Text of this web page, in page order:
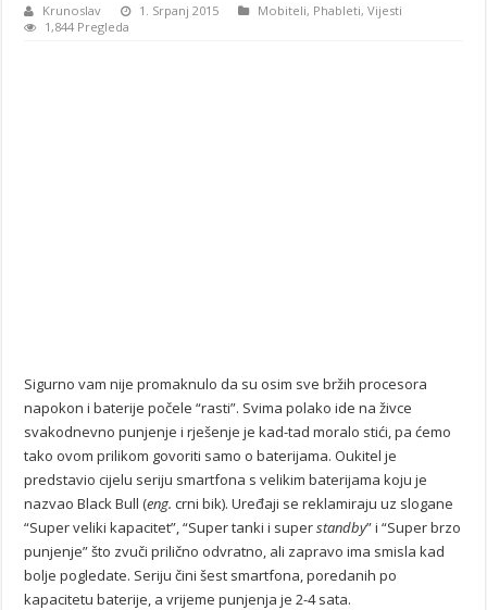
Krunoslav 1. Srpanj 2015 Mobiteli, Phableti,Vijesti
1,844 Pregleda
Sigurno vam nije promaknulo da su osim sve bržih procesora
napokon i baterije počele “rasti”. Svima polako ide na živce
svakodnevno punjenje i rješenje je kad-tad moralo stići, pa ćemo
tako ovom prilikom govoriti samo o baterijama. Oukitel je
predstavio cijelu seriju smartfona s velikim baterijama koju je
nazvao Black Bull (eng. crni bik). Uređaji se reklamiraju uz slogane
“Super veliki kapacitet”, “Super tanki i superstandby” i “Super brzo
punjenje” što zvuči prilično odvratno, ali zapravo ima smisla kad
bolje pogledate. Seriju čini šest smartfona, poredanih po
kapacitetu baterije, a vrijeme punjenja je 2-4 sata.